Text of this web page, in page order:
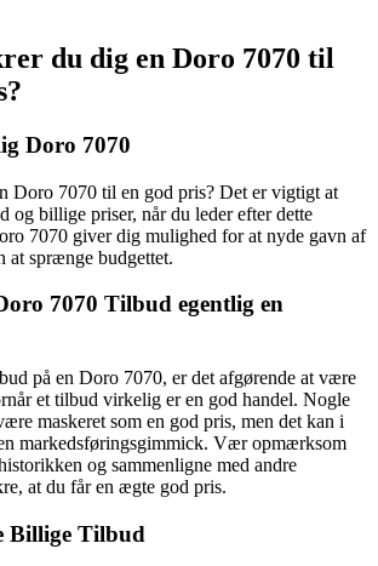
du dig en Doro 7070 til
Doro 7070
Doro 7070 til en god pris? Det er vigtigt at
og billige priser, når du leder efter dette
7070 giver dig mulighed for at nyde gavn af
at sprænge budgettet.
7070 Tilbud egentlig en
på en Doro 7070, er det afgørende at være
et tilbud virkelig er en god handel. Nogle
maskeret som en god pris, men det kan i
markedsføringsgimmick. Vær opmærksom
og sammenligne med andre
at du får en ægte god pris.
Billige Tilbud